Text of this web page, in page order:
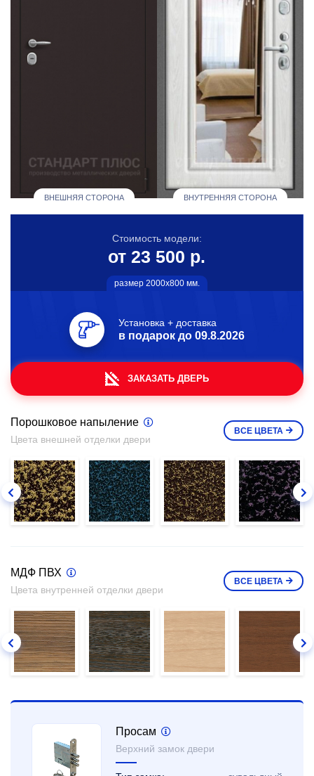
ВНЕШНЯЯ СТОРОНА ВНУТРЕННЯЯ СТОРОНА
Стоимость модели:
от 23 500 р.
размер 2000х800 мм.
Установка + доставка
в подарок до 09.8.2026
ЗАКАЗАТЬ ДВЕРЬ
Порошковое напыление
Цвета внешней отделки двери
ВСЕ ЦВЕТА
МДФ ПВХ
Цвета внутренней отделки двери
ВСЕ ЦВЕТА
Просам
Верхний замок двери